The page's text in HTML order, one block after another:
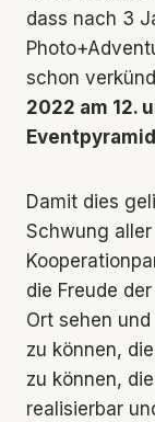
dass nach 3
schon
2022 am 12.
Damit dies
Schwung
die Freude
Ort sehen
zu können,
zu können,
realisierbar